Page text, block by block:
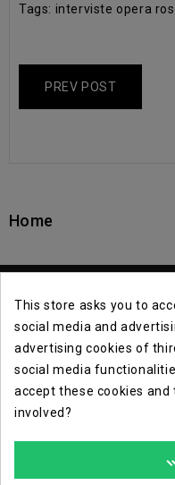
Tags: interviste opera
PREV POST
Home
Contact Info
Opera E Lirica Events
This store asks you to
social media and
advertising cookies of
social media
accept these cookies
involved?